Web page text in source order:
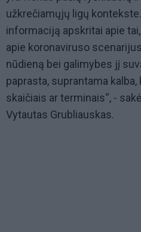
užkrečiamųjų ligų
informaciją apskritai apie
apie koronaviruso
nūdieną bei galimybes jį
paprasta, suprantama
skaičiais ar terminais“, -
Vytautas Grubliauskas.